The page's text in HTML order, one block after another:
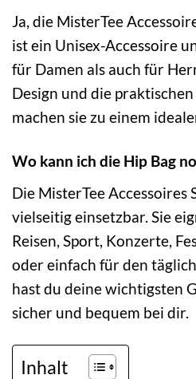
Ja, die MisterTee
ist ein Unisex-Accessoire
für Damen als auch für
Design und die
machen sie zu einem
Wo kann ich die Hip Bag
Die MisterTee Accessoires
vielseitig einsetzbar. Sie
Reisen, Sport, Konzerte,
oder einfach für den
hast du deine wichtigsten
sicher und bequem bei dir.
Inhalt